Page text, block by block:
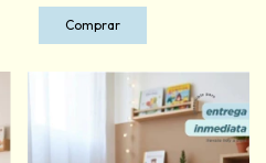
Comprar